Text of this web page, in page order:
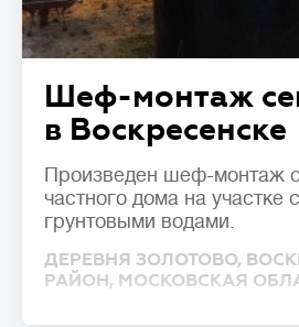
Шеф-монтаж
в Воскресенске
Произведен шеф-монтаж
частного дома на участке
грунтовыми водами.
ДЕРЕВНЯ ЗОЛОТОВО,
РАЙОН, МОСКОВСКАЯ